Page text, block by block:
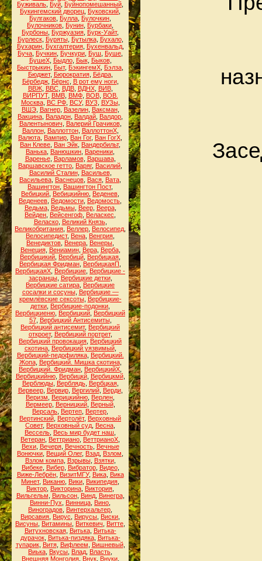
Буживаль Буй Буйнопомешанный
Букингемский дворец Буковский
Булгаков Булла Булочкин
Булочников Бунин Бурбаки
Бурбоны Буржуазия Бурк-Уайт,
Бурлеск, Буряты, Бутылка, Бухало,
Бухарин, Бухгалтерия, Бухенвальд,
Буча Бучкин Бучкури Буш Буше
БушеХ, Быдло, Бык, Быков,
Быстрыкин Быт, БэкингемХ Бэлза
Бюджет, Бюрократия, Бёдра,
Бёрбедж, Бёрнс В рот ему ноги,
ВВЖ, ВВС, ВДВ, ВДНХ, ВИВ,
ВИРПУТ, ВМВ, ВМФ, ВОВ, ВОВ.
Москва, ВС РФ, ВСУ, ВУЗ ВУЗы,
ВШЭ, Вагнер, Вазелин, Ваксман,
Вакцина Валадон Валдай Валдор
Валентынович
Валерий Грачиков,
Валлон, Валлоттон, ВаллоттонХ,
Валюта Вампир Ван Гог, Ван ГогХ
Ван Клеве Ван Эйк Вандербильт,
Ванька Ванюшкин Вареники
Варенье, Варламов, Варшава,
Варшавское гетто Варяг, Василий
Василий Сталин, Васильев,
Васильева Васнецов Вася Вата
Вашингтон Вашингтон Пост,
Вебицкий Вебицкийню Веденев
Веденеев Ведомости Ведомость
Ведьма, Ведьмы, Веер, Веера,
Вейден Вейсенгоф Веласкес
Веласко, Великий Князь,
Великобритания Веллер Велосипед
Велосипедист, Вена Венгрия
Венедиктов Венера Венеры
Венеция, Вениамин, Вера, Верба,
Вербицикий Вербицй Вербицкая
Вербицкая Фридман ВербицкаяП
ВербицкаяХ Вербицкие Вербицкие -
засранцы, Вербицкие детки,
Вербицкие сатира Вербицкие
сосалки и сосуны, Вербицкие —
кремлёвские сексоты, Вербицкие-
детки Вербицкие-подонки
Вербицкиеню Вербицкий Вербицкий
57, Вербицкий Антисемиты,
Вербицкий антисемит, Вербицкий
откроет, Вербицкий портрет,
Вербицкий провокация Вербицкий
скотина, Вербицкий уязвимый,
Вербицкий-педофиляка, Вербицкий.
Жопа, Вербицкий. Мишка скотина,
Вербицкий. Фридман ВербицкийХ
Вербицкийню, Вербицкй, Вербицкмй,
Верблюды, Верблядь, Вербцкая,
Вервеер, Вервир, Вергилий, Верди,
Веризм
Верицкийню Верлен
Вермеер, Верницкий, Верный,
Версаль Вертеп Вертер
Вертинский Вертолёт, Верховный
Совет, Верховный суд Весна
Вессель Весь мир будет наш
Ветеран Веттриано ВеттрианоХ
Вехи, Вечеря, Вечность, Вечные
Вонючки Вещий Олег, Взад Взлом
Взлом компа, Взрывы, Взятки,
Вибеке, Вибер, Вибратор, Видео,
Виже-Лебрён, ВизитМГУ, Вика, Вика
Минет, Виканю Вики Википедия
Виктор Викторина Виктория
Вильгельм
Вильсон, Винд, Винегра,
Винни-Пух
Винница Вино
Виноградов Винтерхальтер
Вирсавия Вирус Вирусы Виски
Висуны Витамины Виткевич Витте
Витухновская, Витька, Витька-
дурачок, Витька-пиздяка, Витька-
тупарик, Витя, Вифлеем Вишневый,
Виька Вкусы Влад Власть
Внешняя Монголия, Внук, Внуки,